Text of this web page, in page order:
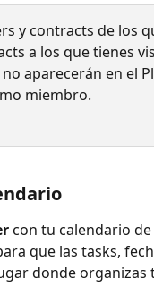
y contracts de los
a los que tienes
no aparecerán en el
miembro.
con tu calendario de
que las tasks,
donde organizas